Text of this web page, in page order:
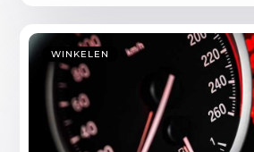
WINKELEN